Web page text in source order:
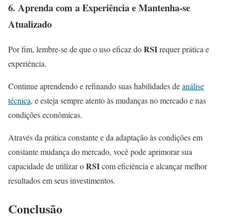
6. Aprenda com a Experiência e Mantenha-se
Atualizado
Por fim, lembre-se de que o uso eficaz doRSIrequer prática e
experiência.
Continue aprendendo e refinando suas habilidades deanálise
técnica, e esteja sempre atento às mudanças no mercado e nas
condições econômicas.
Através da prática constante e da adaptação às condições em
constante mudança do mercado, você pode aprimorar sua
capacidade de utilizar oRSIcom eficiência e alcançar melhor
resultados em seus investimentos.
Conclusão